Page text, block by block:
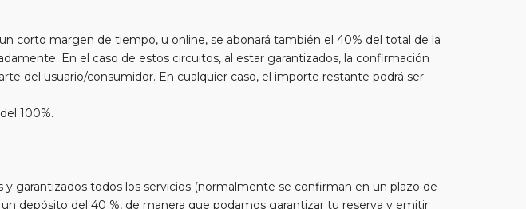
corto margen de tiempo, u online, se abonará también el 40% del total de la
En el caso de estos circuitos, al estar garantizados, la confirmación
del usuario/consumidor. En cualquier caso, el importe restante podrá ser
100%.
garantizados todos los servicios (normalmente se confirman en un plazo de
depósito del 40 %, de manera que podamos garantizar tu reserva y emitir